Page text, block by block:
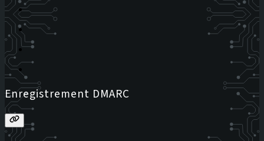
Enregistrement DMARC